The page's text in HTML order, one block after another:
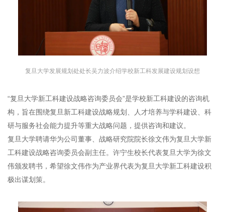
复旦大学发展规划处处长吴力波介绍学校新工科发展建设规划设想
“复旦大学新工科建设战略咨询委员会”是学校新工科建设的咨询机
构，旨在围绕复旦新工科建设战略规划、人才培养与学科建设、科
研与服务社会能力提升等重大战略问题，提供咨询和建议。
复旦大学聘请华为公司董事、战略研究院院长徐文伟为复旦大学新
工科建设战略咨询委员会副主任。许宁生校长代表复旦大学为徐文
伟颁发聘书，希望徐文伟作为产业界代表为复旦大学新工科建设积
极出谋划策。